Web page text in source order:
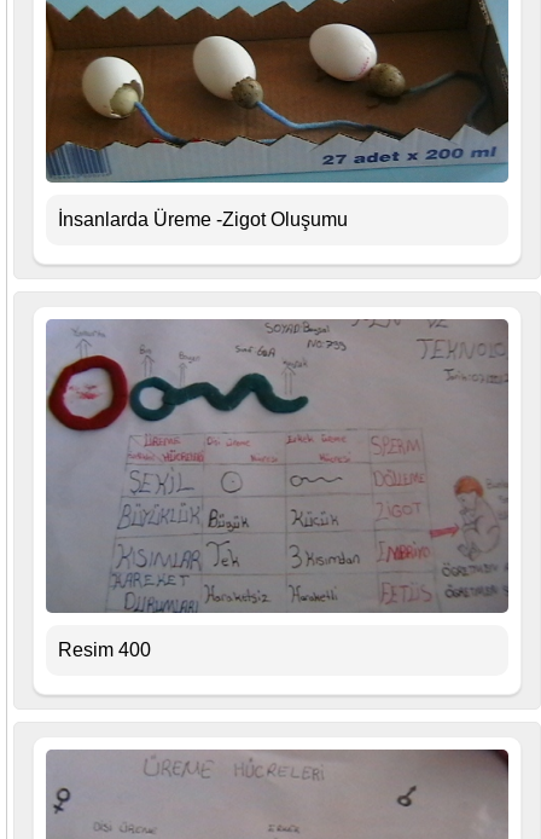
İnsanlarda Üreme -Zigot Oluşumu
Resim 400